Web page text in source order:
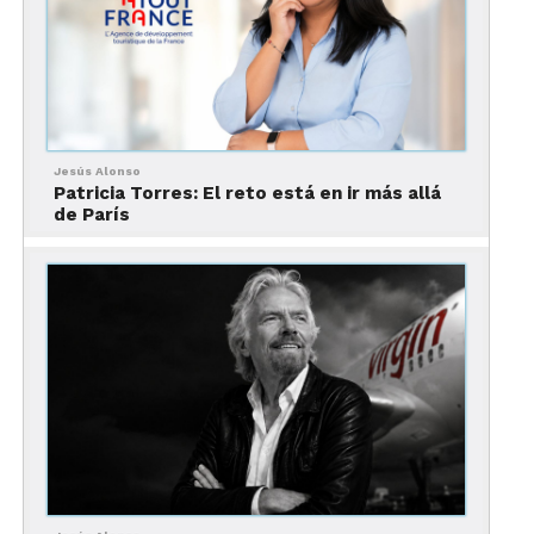
Gómez, subdelegado del Gobierno en Barcelona;
así como Rogert Torrent, consejero de Empresa y
Trabajo de la Generalitat de Cataluña; Marta
Comènech, directora general de Turismo de la
Generalitat de Cataluña; y Pau Solanilla,
comisionado de Promoción Económica del
Ayuntamiento de Barcelona.
recorrido a través de los stands y pabellones,
donde 261 expositores presentaron las artesanías,
ofertas gastronómicas y los atractivos turísticos de
Tianguis Internacional de
Pueblos Mágicos 2022 en
Jesús Alonso
Patricia Torres: El reto está en ir más allá
de París